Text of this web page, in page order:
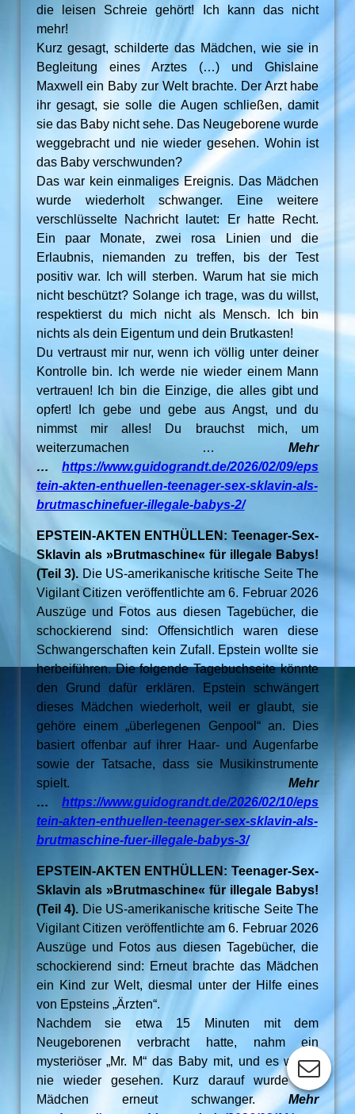
die leisen Schreie gehört! Ich kann das nicht
mehr!
Kurz gesagt, schilderte das Mädchen, wie sie in
Begleitung eines Arztes (…) und Ghislaine
Maxwell ein Baby zur Welt brachte. Der Arzt habe
ihr gesagt, sie solle die Augen schließen, damit
sie das Baby nicht sehe. Das Neugeborene wurde
weggebracht und nie wieder gesehen. Wohin ist
das Baby verschwunden?
Das war kein einmaliges Ereignis. Das Mädchen
wurde wiederholt schwanger. Eine weitere
verschlüsselte Nachricht lautet: Er hatte Recht.
Ein paar Monate, zwei rosa Linien und die
Erlaubnis, niemanden zu treffen, bis der Test
positiv war. Ich will sterben. Warum hat sie mich
nicht beschützt? Solange ich trage, was du willst,
respektierst du mich nicht als Mensch. Ich bin
nichts als dein Eigentum und dein Brutkasten!
Du vertraust mir nur, wenn ich völlig unter deiner
Kontrolle bin. Ich werde nie wieder einem Mann
vertrauen! Ich bin die Einzige, die alles gibt und
opfert! Ich gebe und gebe aus Angst, und du
nimmst mir alles! Du brauchst mich, um
weiterzumachen …Mehr
…https://www.guidograndt.de/2026/02/09/eps
tein-akten-enthuellen-teenager-sex-sklavin-als-
brutmaschinefuer-illegale-babys-2/
EPSTEIN-AKTEN ENTHÜLLEN: Teenager-Sex-
Sklavin als »Brutmaschine« für illegale Babys!
(Teil 3). Die US-amerikanische kritische Seite The
Vigilant Citizen veröffentlichte am 6. Februar 2026
Auszüge und Fotos aus diesen Tagebücher, die
schockierend sind: Offensichtlich waren diese
Schwangerschaften kein Zufall. Epstein wollte sie
herbeiführen. Die folgende Tagebuchseite könnte
den Grund dafür erklären. Epstein schwängert
dieses Mädchen wiederholt, weil er glaubt, sie
gehöre einem „überlegenen Genpool“ an. Dies
basiert offenbar auf ihrer Haar- und Augenfarbe
sowie der Tatsache, dass sie Musikinstrumente
spielt.Mehr
…https://www.guidograndt.de/2026/02/10/eps
tein-akten-enthuellen-teenager-sex-sklavin-als-
brutmaschine-fuer-illegale-babys-3/
EPSTEIN-AKTEN ENTHÜLLEN: Teenager-Sex-
Sklavin als »Brutmaschine« für illegale Babys!
(Teil 4). Die US-amerikanische kritische Seite The
Vigilant Citizen veröffentlichte am 6. Februar 2026
Auszüge und Fotos aus diesen Tagebücher, die
schockierend sind: Erneut brachte das Mädchen
ein Kind zur Welt, diesmal unter der Hilfe eines
von Epsteins „Ärzten“.
Nachdem sie etwa 15 Minuten mit dem
Neugeborenen verbracht hatte, nahm ein
mysteriöser „Mr. M“ das Baby mit, und es wurde
nie wieder gesehen. Kurz darauf wurde das
Mädchen erneut schwanger.Mehr